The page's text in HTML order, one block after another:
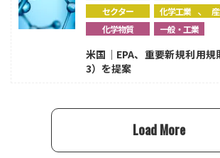
セクター
化学工業 、
化学物質
一般・工業
米国｜EPA、重要新規利用
3）を提案
Load More